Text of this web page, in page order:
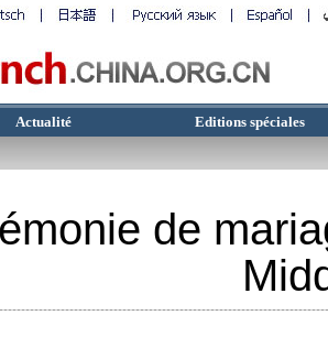
Actualité Editions spéciales
de